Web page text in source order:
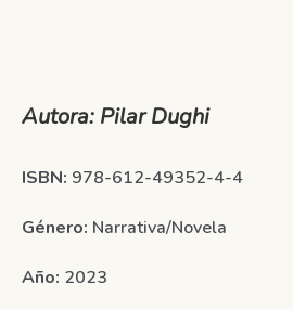
Autora: Pilar Dughi
ISBN: 978-612-49352-4-4
Género: Narrativa/Novela
Año: 2023